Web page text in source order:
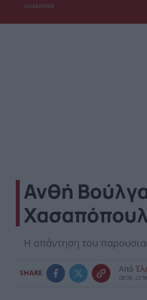
CELEBRITIES
Ανθή
Η απάντηση του
SHARE Από
08:38, 23